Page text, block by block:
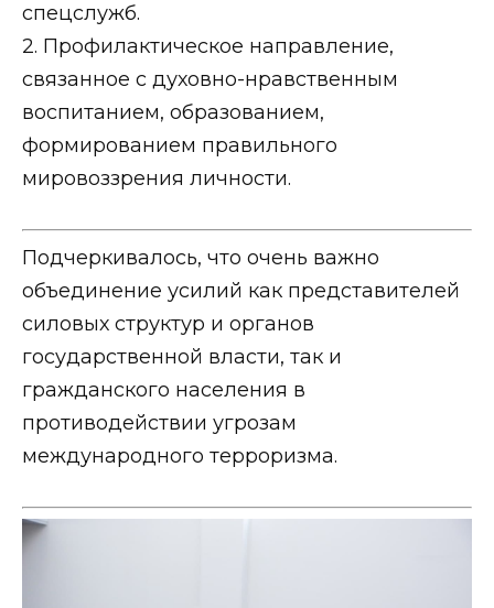
спецслужб.
2. Профилактическое направление,
связанное с духовно-нравственным
воспитанием, образованием,
формированием правильного
мировоззрения личности.
Подчеркивалось, что очень важно
объединение усилий как представителей
силовых структур и органов
государственной власти, так и
гражданского населения в
противодействии угрозам
международного терроризма.